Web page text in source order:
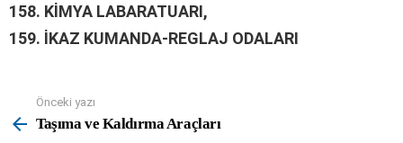
158. KİMYA LABARATUARI,
159. İKAZ KUMANDA-REGLAJ ODALARI
more
Önceki yazı
Taşıma ve Kaldırma Araçları